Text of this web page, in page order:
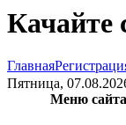
Качайте
Главная
Пятница,
Меню сайта